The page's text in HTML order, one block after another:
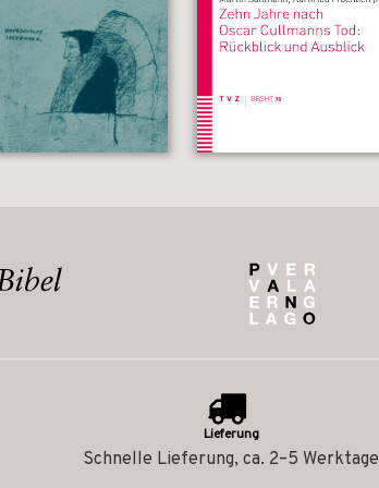
Lieferung
Schnelle Lieferung, ca. 2–5 Werktage